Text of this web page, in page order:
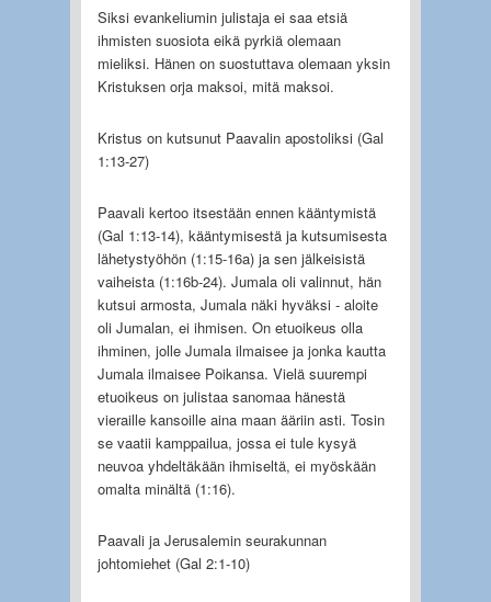
Siksi evankeliumin julistaja ei saa etsiä
ihmisten suosiota eikä pyrkiä olemaan
mieliksi. Hänen on suostuttava olemaan yksin
Kristuksen orja maksoi, mitä maksoi.
Kristus on kutsunut Paavalin apostoliksi (Gal
1:13-27)
Paavali kertoo itsestään ennen kääntymistä
(Gal 1:13-14), kääntymisestä ja kutsumisesta
lähetystyöhön (1:15-16a) ja sen jälkeisistä
vaiheista (1:16b-24). Jumala oli valinnut, hän
kutsui armosta, Jumala näki hyväksi - aloite
oli Jumalan, ei ihmisen. On etuoikeus olla
ihminen, jolle Jumala ilmaisee ja jonka kautta
Jumala ilmaisee Poikansa. Vielä suurempi
etuoikeus on julistaa sanomaa hänestä
vieraille kansoille aina maan ääriin asti. Tosin
se vaatii kamppailua, jossa ei tule kysyä
neuvoa yhdeltäkään ihmiseltä, ei myöskään
omalta minältä (1:16).
Paavali ja Jerusalemin seurakunnan
johtomiehet (Gal 2:1-10)